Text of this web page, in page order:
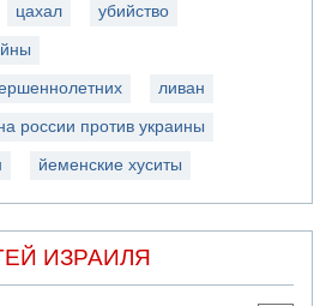
цахал убийство
ливан
россии против украины
йеменские хуситы
ИЗРАИЛЯ